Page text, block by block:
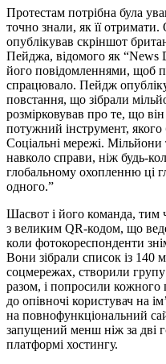
Протестам потрібна була
точно знали, як її
опублікував скріншот
Пейджа, відомого як “News
його повідомленнями, щоб
спрацювало. Пейдж
повстання, що зібрали
розмірковував про те, що
потужний інструмент, якого
Соціальні мережі.
навколо справи, ніж будь-
глобальному охопленню ці
одного.”
Шасвот і його команда, тим
з великим QR-кодом, що
коли фотокореспонденти
Вони зібрали список із 140
соцмережах, створили
разом, і попросили кожного
до опівночі користувач на
на повнофункціональний
запущений менш ніж за дві
платформі хостингу.